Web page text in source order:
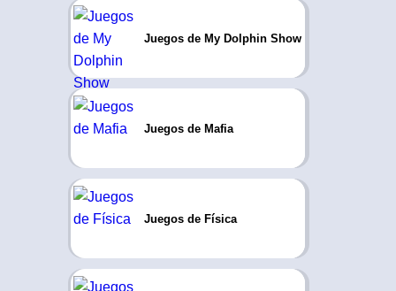
Juegos de My Dolphin Show
Juegos de Mafia
Juegos de Física